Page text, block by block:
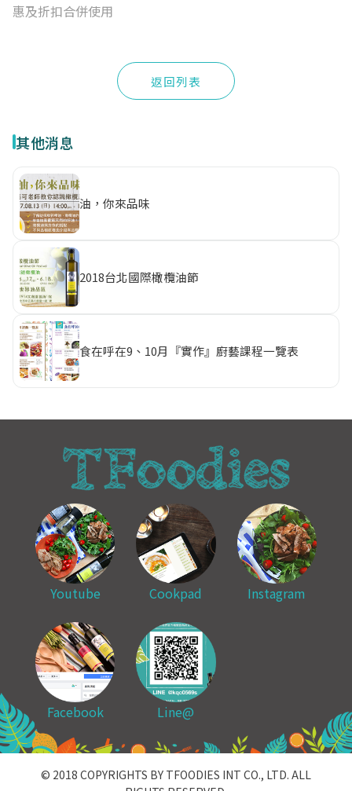
惠及折扣合併使用
返回列表
其他消息
油，你來品味
2018台北國際橄欖油節
食在呼在9、10月『實作』廚藝課程一覽表
Youtube Cookpad Instagram
Facebook Line@
© 2018 COPYRIGHTS BY TFOODIES INT CO., LTD. ALL